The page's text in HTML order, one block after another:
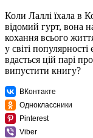
Коли Лаллі їхала в
відомий гурт, вона
кохання всього
у світі
вдасться цій парі
випустити книгу?
ВКонтакте
Одноклассники
Pinterest
Viber